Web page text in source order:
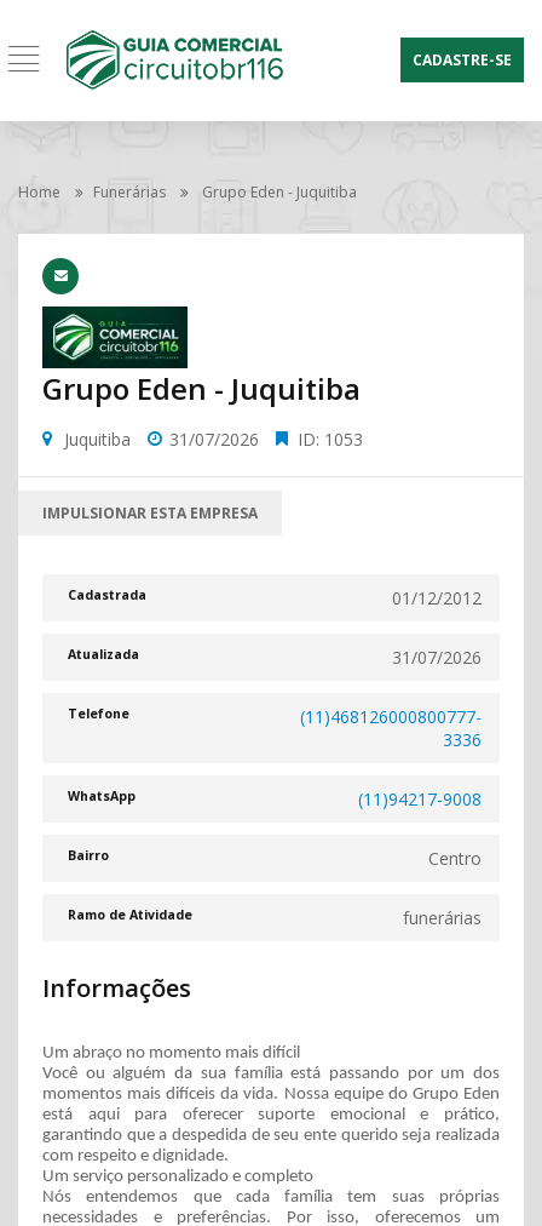
CADASTRE-SE
Home Funerárias Grupo Eden - Juquitiba
Grupo Eden - Juquitiba
Juquitiba 31/07/2026 ID: 1053
IMPULSIONAR ESTA EMPRESA
Cadastrada 01/12/2012
Atualizada 31/07/2026
Telefone
(11)468126000800777-
3336
WhatsApp (11)94217-9008
Bairro Centro
Ramo de Atividade funerárias
Informações
Um abraço no momento mais difícil
Você ou alguém da sua família está passando por um dos
momentos mais difíceis da vida. Nossa equipe do Grupo Eden
está aqui para oferecer suporte emocional e prático,
garantindo que a despedida de seu ente querido seja realizada
com respeito e dignidade.
Um serviço personalizado e completo
Nós entendemos que cada família tem suas próprias
necessidades e preferências. Por isso, oferecemos um